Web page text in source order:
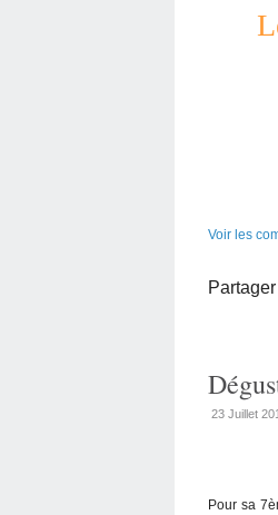
Voir les
23 Juillet
Pour sa